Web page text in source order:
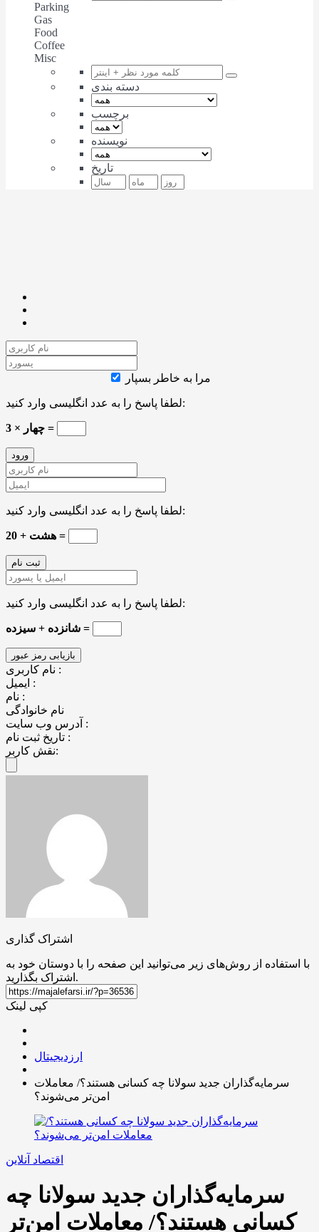
Parking
Gas
Food
Coffee
Misc
دسته بندی
برچسب
نویسنده
تاریخ
مرا به خاطر بسپار
لطفا پاسخ را به عدد انگلیسی وارد کنید:
چهار × 3 =
لطفا پاسخ را به عدد انگلیسی وارد کنید:
20 + هشت =
لطفا پاسخ را به عدد انگلیسی وارد کنید:
شانزده + سیزده =
نام کاربری :
ایمیل :
نام :
نام خانوادگی
آدرس وب سایت :
تاریخ ثبت نام :
نقش کاربر:
اشتراک گذاری
با استفاده از روش‌های زیر می‌توانید این صفحه را با دوستان خود به
اشتراک بگذارید.
کپی لینک
ارزدیجیتال
سرمایه‌گذاران جدید سولانا چه کسانی هستند؟/ معاملات
امن‌تر می‌شوند؟
اقتصاد آنلاین
سرمایه‌گذاران جدید سولانا چه
کسانی هستند؟/ معاملات امن‌تر